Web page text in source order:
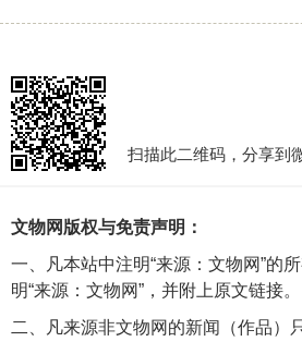
扫描此二维码，分享到
文物网版权与免责声明：
一、凡本站中注明“来源：文物网”的
明“来源：文物网”，并附上原文链接。
二、凡来源非文物网的新闻（作品）